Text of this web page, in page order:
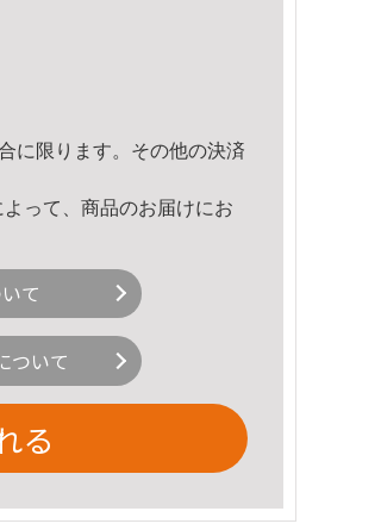
に限ります。その他の決済
って、商品のお届けにお
て
ついて
る